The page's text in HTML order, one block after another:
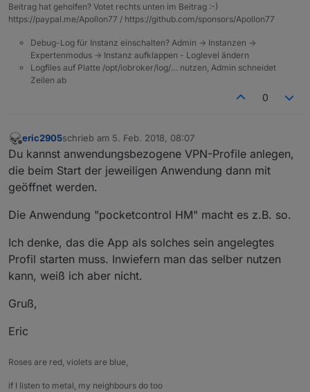
Beitrag hat geholfen? Votet rechts unten im Beitrag :-)
https://paypal.me/Apollon77 / https://github.com/sponsors/Apollon77
Debug-Log für Instanz einschalten? Admin -> Instanzen ->
Expertenmodus -> Instanz aufklappen - Loglevel ändern
Logfiles auf Platte /opt/iobroker/log/… nutzen, Admin schneidet
Zeilen ab
0
Offline
eric2905schrieb am 5. Feb. 2018, 08:07
zuletzt editiert von
Du kannst anwendungsbezogene VPN-Profile anlegen,
die beim Start der jeweiligen Anwendung dann mit
geöffnet werden.
Die Anwendung "pocketcontrol HM" macht es z.B. so.
Ich denke, das die App als solches sein angelegtes
Profil starten muss. Inwiefern man das selber nutzen
kann, weiß ich aber nicht.
Gruß,
Eric
Roses are red, violets are blue,
if I listen to metal, my neighbours do too